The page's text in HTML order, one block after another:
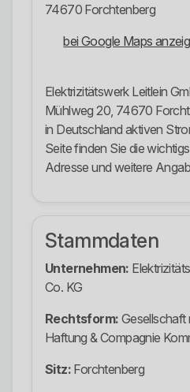
74670 Forchtenberg
bei Google Maps
Elektrizitätswerk Leitlein
Mühlweg 20, 74670
in Deutschland aktiven
Seite finden Sie die
Adresse und weitere
Stammdaten
Unternehmen:
Co. KG
Rechtsform: Gesellschaft
Haftung & Compagnie
Sitz: Forchtenberg